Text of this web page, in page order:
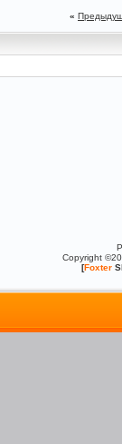
«
Copyright
[Foxter